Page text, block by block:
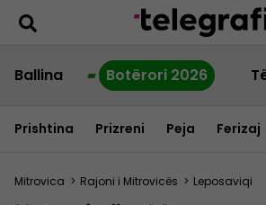
Ballina Botërori 2026
Prishtina Prizreni Peja Ferizaj
Mitrovica > Rajoni i Mitrovicës > Leposaviqi